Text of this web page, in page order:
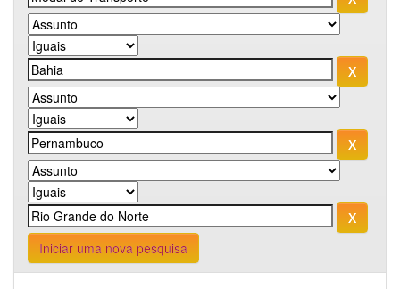
Iniciar uma nova pesquisa